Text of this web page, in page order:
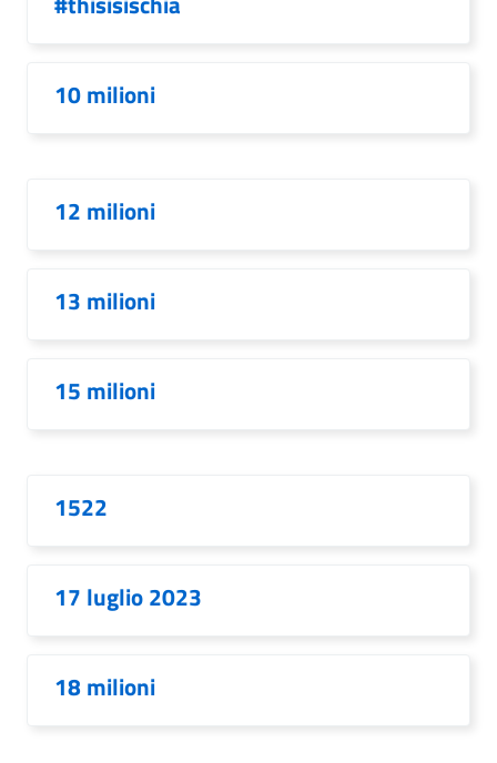
10 milioni
12 milioni
13 milioni
15 milioni
1522
17 luglio 2023
18 milioni